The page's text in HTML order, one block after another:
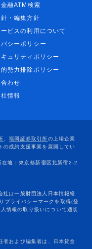
融ATM検索
・編集方針
ビスの利用について
シーポリシー
ュリティポリシー
勢力排除ポリシー
わせ
情報
者および編集者は、日本貸金